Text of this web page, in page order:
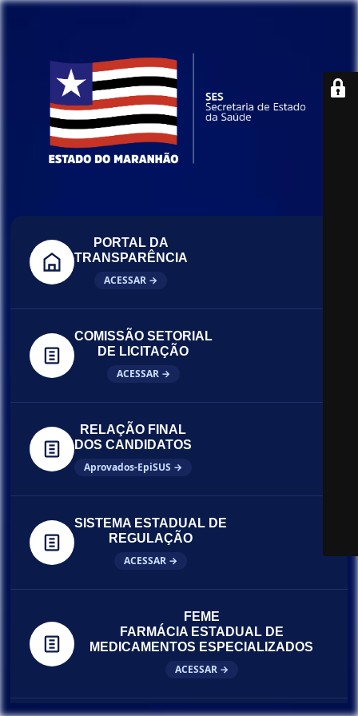
PORTAL DA
TRANSPARÊNCIA
ACESSAR →
COMISSÃO SETORIAL
DE LICITAÇÃO
ACESSAR →
RELAÇÃO FINAL
DOS CANDIDATOS
Aprovados-EpiSUS →
SISTEMA ESTADUAL DE
REGULAÇÃO
ACESSAR →
FEME
FARMÁCIA ESTADUAL DE
MEDICAMENTOS ESPECIALIZADOS
ACESSAR →